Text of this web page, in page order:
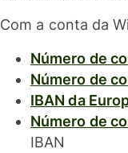
Com a conta da
Número de
Número de
IBAN da
Número de
IBAN